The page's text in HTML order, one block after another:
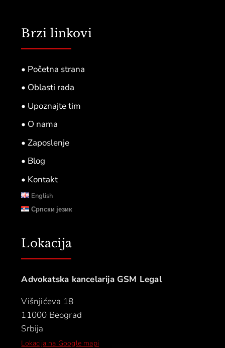
Brzi linkovi
• Početna strana
• Oblasti rada
• Upoznajte tim
• O nama
• Zaposlenje
• Blog
• Kontakt
English
Српски језик
Lokacija
Advokatska kancelarija GSM Legal
Višnjićeva 18
11000 Beograd
Srbija
Lokacija na Google mapi